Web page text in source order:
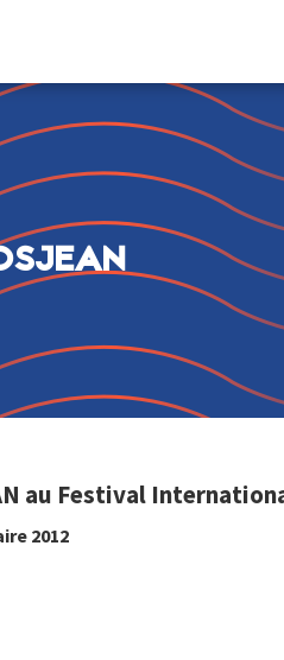
au Festival
2012